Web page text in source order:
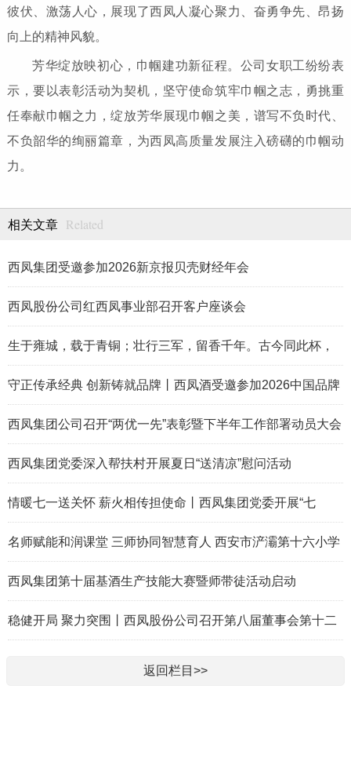
彼伏、激荡人心，展现了西凤人凝心聚力、奋勇争先、昂扬
向上的精神风貌。
芳华绽放映初心，巾帼建功新征程。公司女职工纷纷表
示，要以表彰活动为契机，坚守使命筑牢巾帼之志，勇挑重
任奉献巾帼之力，绽放芳华展现巾帼之美，谱写不负时代、
不负韶华的绚丽篇章，为西凤高质量发展注入磅礴的巾帼动
力。
相关文章 Related
西凤集团受邀参加2026新京报贝壳财经年会
西凤股份公司红西凤事业部召开客户座谈会
生于雍城，载于青铜；壮行三军，留香千年。古今同此杯，
岁月共凤香。
守正传承经典 创新铸就品牌丨西凤酒受邀参加2026中国品牌
论坛
西凤集团公司召开“两优一先”表彰暨下半年工作部署动员大会
西凤集团党委深入帮扶村开展夏日“送清凉”慰问活动
情暖七一送关怀 薪火相传担使命丨西凤集团党委开展“七
一”走访慰问活动
名师赋能和润课堂 三师协同智慧育人 西安市浐灞第十六小学
首届 “和润三师课堂” 教学节活动纪实
西凤集团第十届基酒生产技能大赛暨师带徒活动启动
稳健开局 聚力突围丨西凤股份公司召开第八届董事会第十二
返回栏目>>